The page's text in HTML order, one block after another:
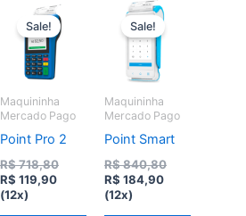
Sale!
Maquininha
Mercado Pago
Point Pro 2
R$718,80O
R$ 119,90O
(12x)
Sale!
Maquininha
Mercado Pago
Point Smart
R$840,80O
R$ 184,90O
(12x)